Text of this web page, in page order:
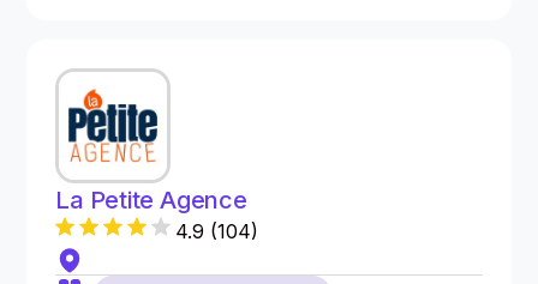
La Petite Agence
4.9 (104)